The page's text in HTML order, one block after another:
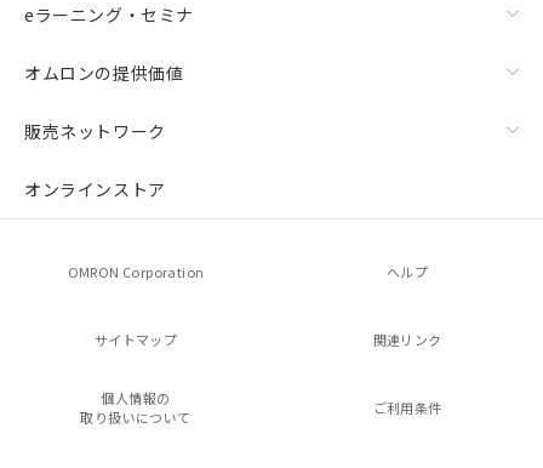
eラーニング・セミナ
オムロンの提供価値
販売ネットワーク
オンラインストア
OMRON Corporation ヘルプ
サイトマップ 関連リンク
個人情報の
取り扱いについて
ご利用条件